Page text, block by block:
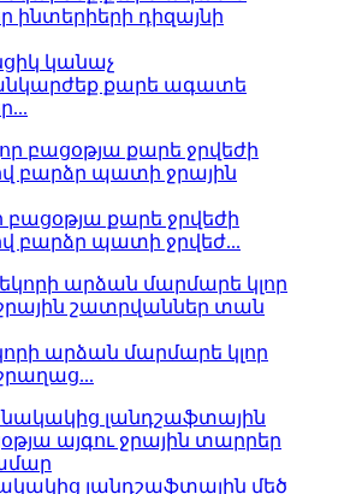
կանաչ
քարե ագատե
բացօթյա քարե ջրվեժի
բարձր պատի ջրվեժ...
արձան մարմարե կլոր
լանդշաֆտային մեծ